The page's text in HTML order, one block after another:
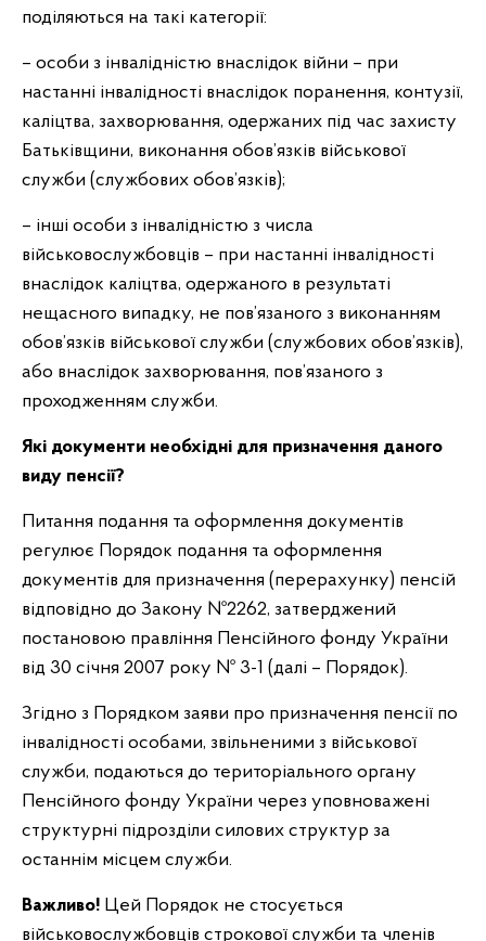
поділяються на такі категорії:
– особи з інвалідністю внаслідок війни – при
настанні інвалідності внаслідок поранення, контузії,
каліцтва, захворювання, одержаних під час захисту
Батьківщини, виконання обов’язків військової
служби (службових обов’язків);
– інші особи з інвалідністю з числа
військовослужбовців – при настанні інвалідності
внаслідок каліцтва, одержаного в результаті
нещасного випадку, не пов’язаного з виконанням
обов’язків військової служби (службових обов’язків),
або внаслідок захворювання, пов’язаного з
проходженням служби.
Які документи необхідні для призначення даного
виду пенсії?
Питання подання та оформлення документів
регулює Порядок подання та оформлення
документів для призначення (перерахунку) пенсій
відповідно до Закону №2262, затверджений
постановою правління Пенсійного фонду України
від 30 січня 2007 року № 3-1 (далі – Порядок).
Згідно з Порядком заяви про призначення пенсії по
інвалідності особами, звільненими з військової
служби, подаються до територіального органу
Пенсійного фонду України через уповноважені
структурні підрозділи силових структур за
останнім місцем служби.
Важливо! Цей Порядок не стосується
військовослужбовців строкової служби та членів